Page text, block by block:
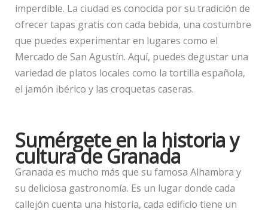
imperdible. La ciudad es conocida por su tradición de
ofrecer tapas gratis con cada bebida, una costumbre
que puedes experimentar en lugares como el
Mercado de San Agustín. Aquí, puedes degustar una
variedad de platos locales como la tortilla española,
el jamón ibérico y las croquetas caseras.
Sumérgete en la historia y
cultura de Granada
Granada es mucho más que su famosa Alhambra y
su deliciosa gastronomía. Es un lugar donde cada
callejón cuenta una historia, cada edificio tiene un